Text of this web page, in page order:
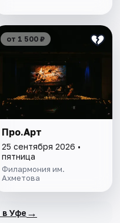
от 1 500 ₽
Про.Арт
25 сентября 2026 •
пятница
Филармония им.
Ахметова
в Уфе →